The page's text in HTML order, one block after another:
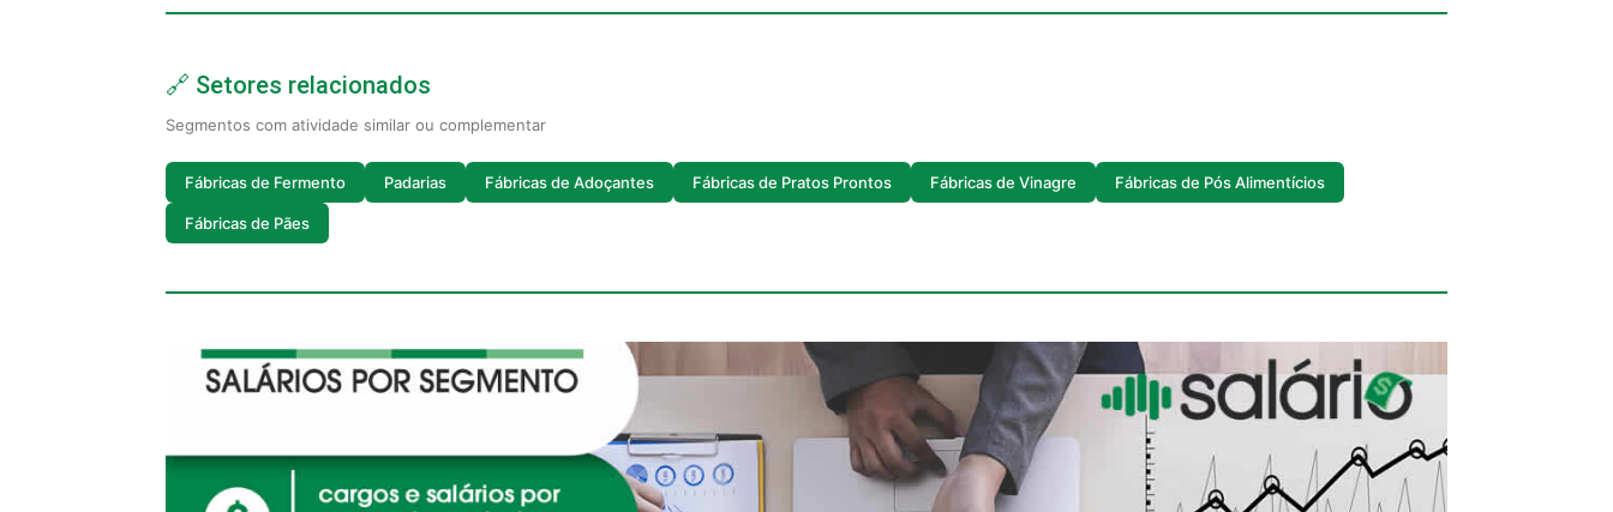
🔗 Setores relacionados
Segmentos com atividade similar ou complementar
Fábricas de Fermento Padarias Fábricas de Adoçantes Fábricas de Pratos Prontos Fábricas de Vinagre Fábricas de Pós Alimentícios
Fábricas de Pães